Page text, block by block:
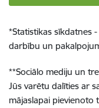
*Statistikas sīkdatnes
darbību un
**Sociālo mediju un
Jūs varētu dalīties ar
mājaslapai